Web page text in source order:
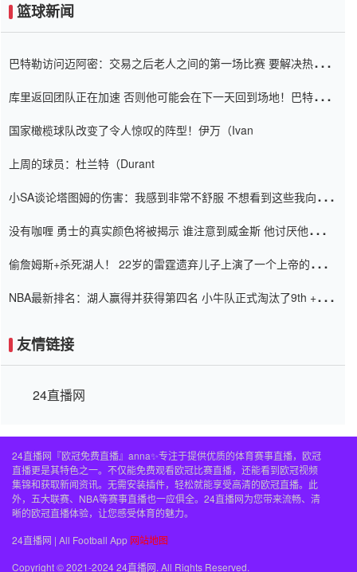
篮球新闻
巴特勒访问迈阿密：交易之后老人之间的第一场比赛 要解决热情的
库里返回团队正在加速 否则他可能会在下一天回到场地！巴特勒迈
国家橄榄球队改变了令人惊叹的阵型！伊万（Ivan
上周的球员：杜兰特（Durant
小SA谈论塔图姆的伤害：我感到非常不舒服 不想看到这些我向他
没有咖喱 勇士的真实颜色将被揭示 谁注意到威金斯 他讨厌他的老
偷詹姆斯+杀死湖人！ 22岁的雷霆遗弃儿子上演了一个上帝的剧
NBA最新排名：湖人赢得并获得第四名 小牛队正式淘汰了9th + 76
友情链接
24直播网
24直播网『欧冠免费直播』anna✨专注于提供优质的体育赛事直播，欧冠
直播更是其特色之一。不仅能免费观看欧冠比赛直播，还能看到欧冠视频
集锦和获取新闻资讯。无需安装插件，轻松就能享受高清的欧冠直播。此
外，五大联赛、NBA等赛事直播也一应俱全。24直播网为您带来流畅、清
晰的欧冠直播体验，让您感受体育的魅力。
24直播网 | All Football App 网站地图
Copyright © 2021-2024 24直播网. All Rights Reserved.